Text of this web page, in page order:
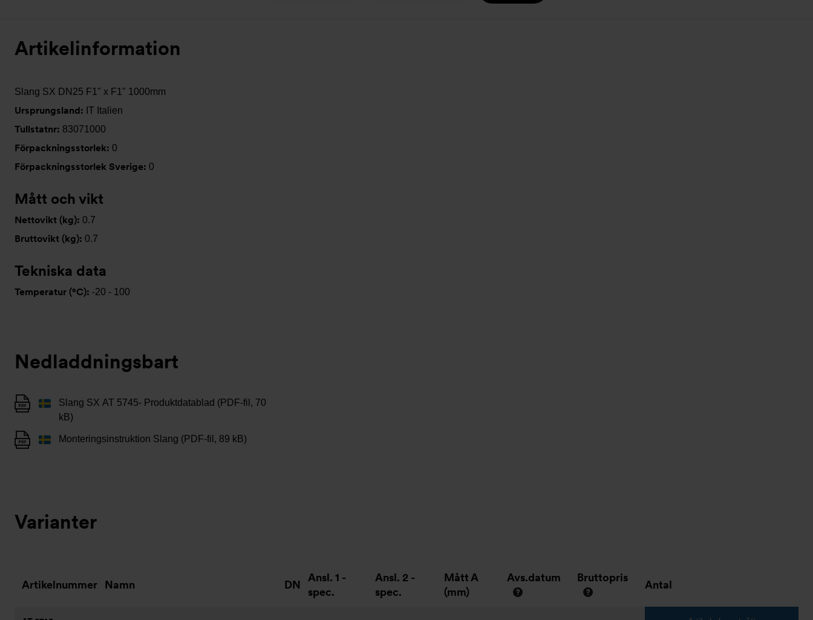
Artikelinformation
Slang SX DN25 F1" x F1" 1000mm
Ursprungsland: IT Italien
Tullstatnr: 83071000
Förpackningsstorlek: 0
Förpackningsstorlek Sverige: 0
Mått och vikt
Nettovikt (kg): 0.7
Bruttovikt (kg): 0.7
Tekniska data
Temperatur (°C): -20 - 100
Nedladdningsbart
Slang SX AT 5745- Produktdatablad (PDF-fil, 70
kB)
Monteringsinstruktion Slang (PDF-fil, 89 kB)
Varianter
Artikelnummer Namn DN
Ansl. 1 -
spec.
Ansl. 2 -
spec.
Mått A
(mm)
Avs.datum Bruttopris
Antal